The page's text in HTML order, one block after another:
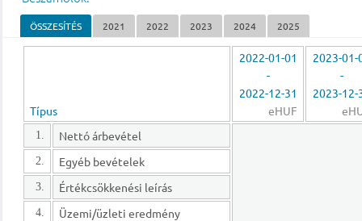
ÖSSZESÍTÉS 2021 2022 2023 2024 2025
Típus
2022-01-01
-
2022-12-31
eHUF
2023-01-
-
2023-12-
1. Nettó árbevétel
2. Egyéb bevételek
3. Értékcsökkenési leírás
4. Üzemi/üzleti eredmény